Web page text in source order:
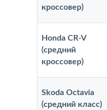
кроссовер)
Honda CR-V
(средний
кроссовер)
Skoda Octavia
(средний класс)